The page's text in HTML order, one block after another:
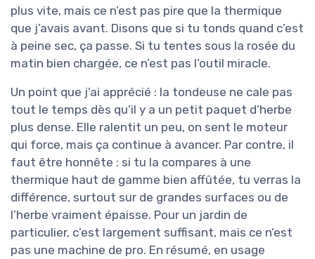
plus vite, mais ce n’est pas pire que la thermique
que j’avais avant. Disons que si tu tonds quand c’est
à peine sec, ça passe. Si tu tentes sous la rosée du
matin bien chargée, ce n’est pas l’outil miracle.
Un point que j’ai apprécié : la tondeuse ne cale pas
tout le temps dès qu’il y a un petit paquet d’herbe
plus dense. Elle ralentit un peu, on sent le moteur
qui force, mais ça continue à avancer. Par contre, il
faut être honnête : si tu la compares à une
thermique haut de gamme bien affûtée, tu verras la
différence, surtout sur de grandes surfaces ou de
l’herbe vraiment épaisse. Pour un jardin de
particulier, c’est largement suffisant, mais ce n’est
pas une machine de pro. En résumé, en usage